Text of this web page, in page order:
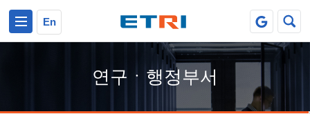
En
연구ㆍ행정부서